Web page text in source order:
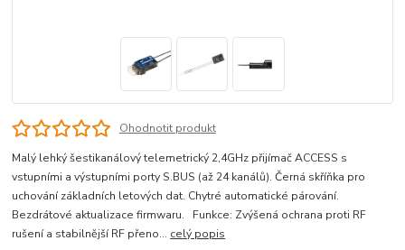
Ohodnotit produkt
Malý lehký šestikanálový telemetrický 2,4GHz přijímač ACCESS s
vstupními a výstupními porty S.BUS (až 24 kanálů). Černá skříňka pro
uchování základních letových dat. Chytré automatické párování.
Bezdrátové aktualizace firmwaru. Funkce: Zvýšená ochrana proti RF
rušení a stabilnější RF přeno... celý popis